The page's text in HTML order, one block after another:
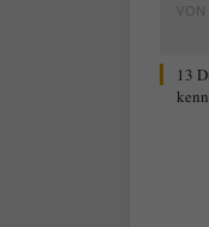
VON
13